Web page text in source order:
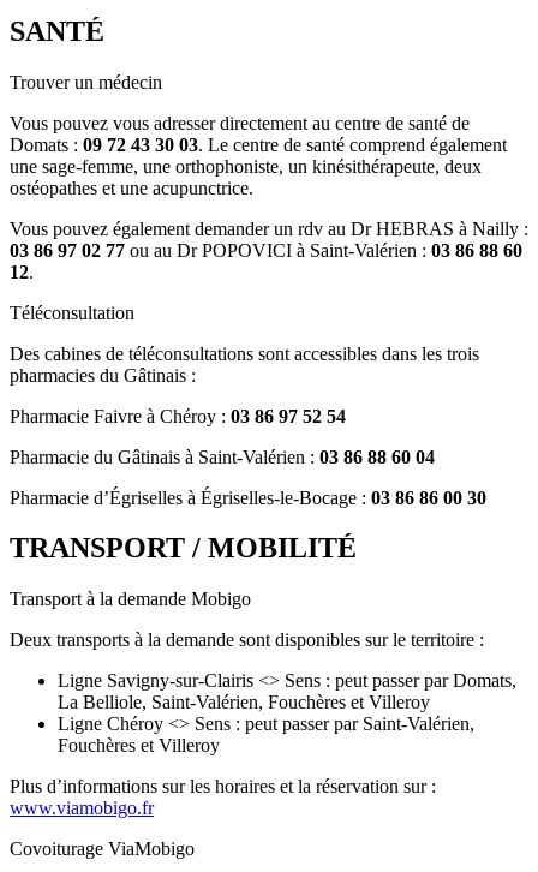
SANTÉ
Trouver un médecin
Vous pouvez vous adresser directement au centre de santé de
Domats : 09 72 43 30 03. Le centre de santé comprend également
une sage-femme, une orthophoniste, un kinésithérapeute, deux
ostéopathes et une acupunctrice.
Vous pouvez également demander un rdv au Dr HEBRAS à Nailly :
03 86 97 02 77 ou au Dr POPOVICI à Saint-Valérien : 03 86 88 60
12.
Téléconsultation
Des cabines de téléconsultations sont accessibles dans les trois
pharmacies du Gâtinais :
Pharmacie Faivre à Chéroy : 03 86 97 52 54
Pharmacie du Gâtinais à Saint-Valérien : 03 86 88 60 04
Pharmacie d’Égriselles à Égriselles-le-Bocage : 03 86 86 00 30
TRANSPORT / MOBILITÉ
Transport à la demande Mobigo
Deux transports à la demande sont disponibles sur le territoire :
Ligne Savigny-sur-Clairis <> Sens : peut passer par Domats,
La Belliole, Saint-Valérien, Fouchères et Villeroy
Ligne Chéroy <> Sens : peut passer par Saint-Valérien,
Fouchères et Villeroy
Plus d’informations sur les horaires et la réservation sur :
www.viamobigo.fr
Covoiturage ViaMobigo